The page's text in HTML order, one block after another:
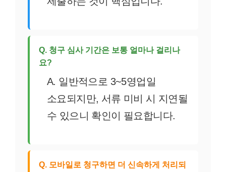
Q. 청구 심사 기간은 보통 얼마나 걸리나
요?
A. 일반적으로 3~5영업일
소요되지만, 서류 미비 시 지연될
수 있으니 확인이 필요합니다.
Q. 모바일로 청구하면 더 신속하게 처리되